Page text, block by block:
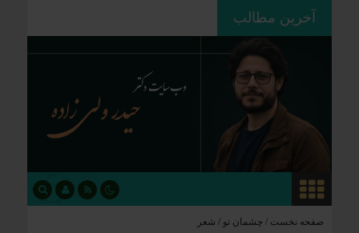
آخرین مطالب
ردپای استعمار بر جغرافیای سیاسی؛
صفحه نخست / چشمان تو / شعر